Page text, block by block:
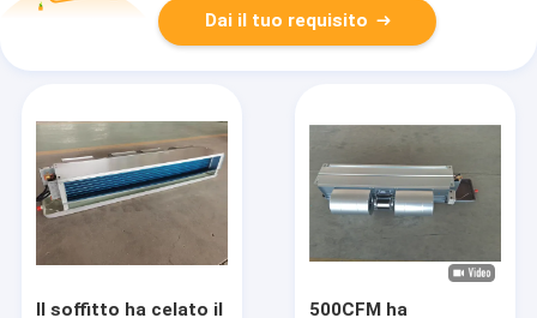
Dai il tuo requisito
Il soffitto ha celato il
500CFM ha